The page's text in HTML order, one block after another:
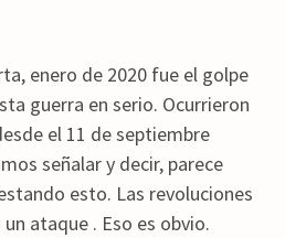
enero de 2020 fue el golpe
guerra en serio. Ocurrieron
el 11 de septiembre
señalar y decir, parece
esto. Las revoluciones
ataque . Eso es obvio.